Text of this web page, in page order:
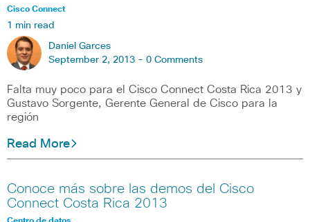
Cisco Connect
1 min read
Daniel Garces
September 2, 2013 - 0 Comments
Falta muy poco para el Cisco Connect Costa Rica 2013 y
Gustavo Sorgente, Gerente General de Cisco para la
región
Read More
Conoce más sobre las demos del Cisco
Connect Costa Rica 2013